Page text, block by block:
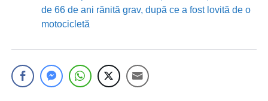
de 66 de ani rănită grav, după ce a fost lovită de o
motocicletă